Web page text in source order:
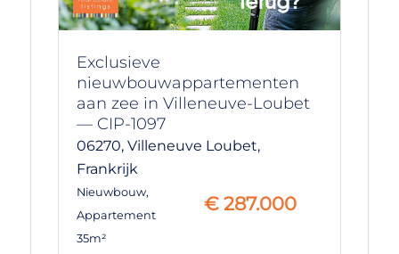
Exclusieve
nieuwbouwappartementen
aan zee in Villeneuve-Loubet
— CIP-1097
06270, Villeneuve Loubet,
Frankrijk
Nieuwbouw,
Appartement
35m²
€ 287.000